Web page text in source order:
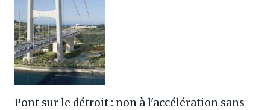
Pont sur le détroit : non à l'accélération sans